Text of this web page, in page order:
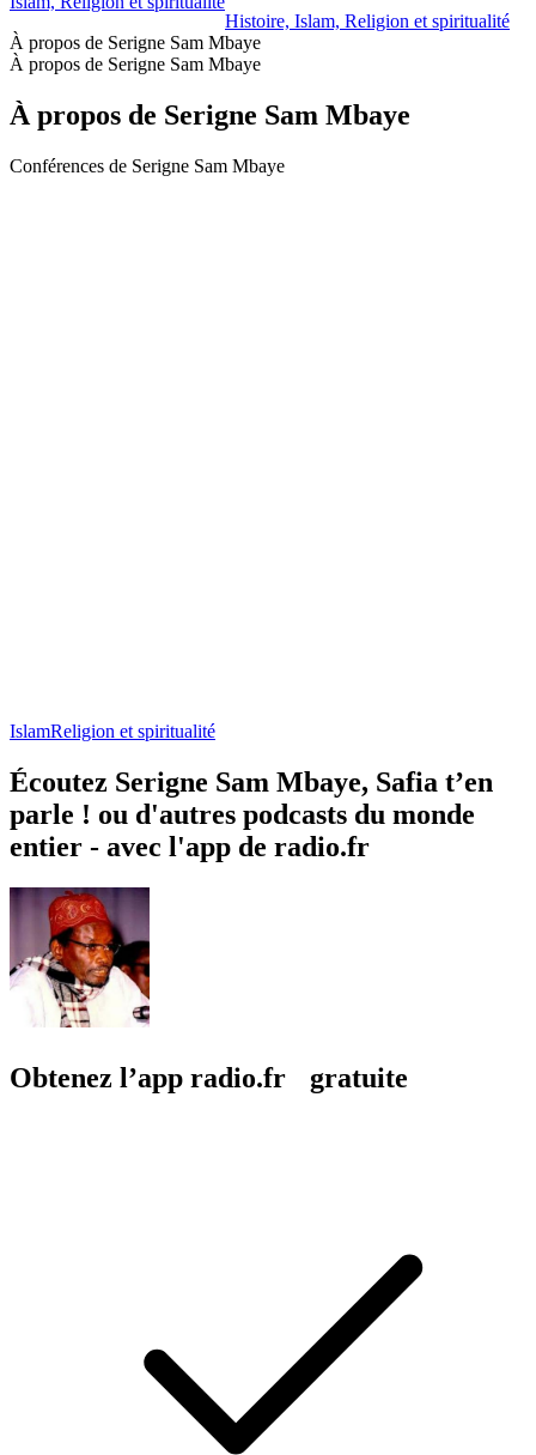
Histoire, Islam, Religion et spiritualité
À propos de Serigne Sam Mbaye
À propos de Serigne Sam Mbaye
À propos de Serigne Sam Mbaye
Conférences de Serigne Sam Mbaye
IslamReligion et spiritualité
Écoutez Serigne Sam Mbaye, Safia t’en
parle ! ou d'autres podcasts du monde
entier - avec l'app de radio.fr
Obtenez l’app radio.fr gratuite